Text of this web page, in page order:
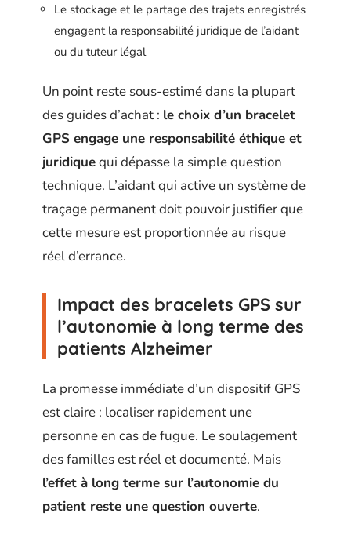
Le stockage et le partage des trajets enregistrés
engagent la responsabilité juridique de l’aidant
ou du tuteur légal
Un point reste sous-estimé dans la plupart
des guides d’achat : le choix d’un bracelet
GPS engage une responsabilité éthique et
juridiquequi dépasse la simple question
technique. L’aidant qui active un système de
traçage permanent doit pouvoir justifier que
cette mesure est proportionnée au risque
réel d’errance.
Impact des bracelets GPS sur
l’autonomie à long terme des
patients Alzheimer
La promesse immédiate d’un dispositif GPS
est claire : localiser rapidement une
personne en cas de fugue. Le soulagement
des familles est réel et documenté. Mais
l’effet à long terme sur l’autonomie du
patient reste une question ouverte.